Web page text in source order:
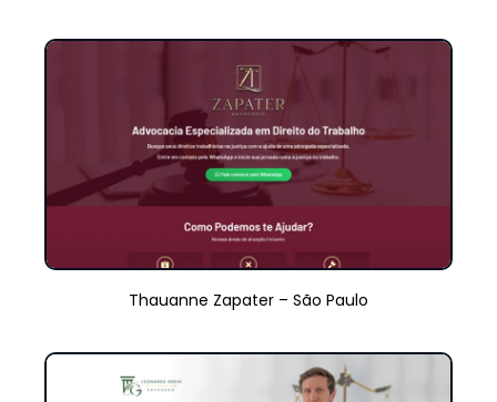
Thauanne Zapater – São Paulo